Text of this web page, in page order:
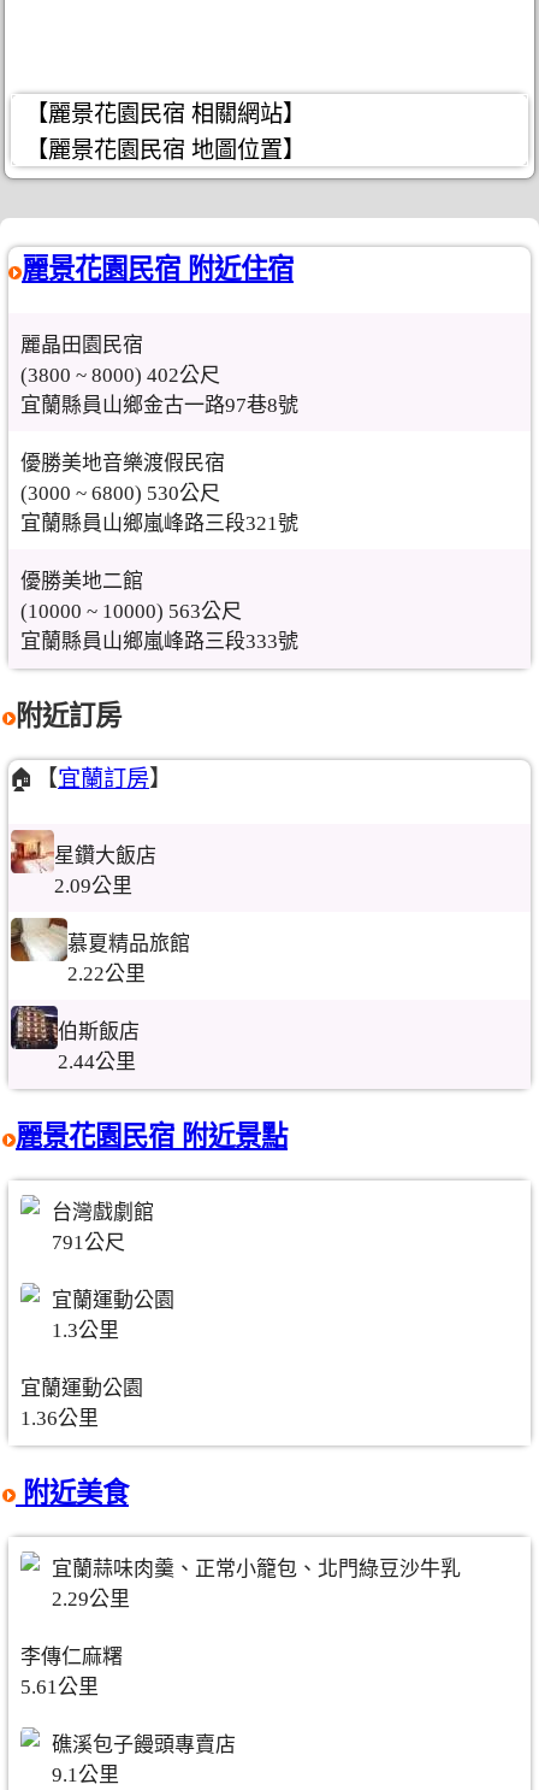
【麗景花園民宿 相關網站】
【麗景花園民宿 地圖位置】
麗景花園民宿 附近住宿
麗晶田園民宿
(3800 ~ 8000) 402公尺
宜蘭縣員山鄉金古一路97巷8號
優勝美地音樂渡假民宿
(3000 ~ 6800) 530公尺
宜蘭縣員山鄉嵐峰路三段321號
優勝美地二館
(10000 ~ 10000) 563公尺
宜蘭縣員山鄉嵐峰路三段333號
附近訂房
🏠【宜蘭訂房】
星鑽大飯店
2.09公里
慕夏精品旅館
2.22公里
伯斯飯店
2.44公里
麗景花園民宿 附近景點
台灣戲劇館
791公尺
宜蘭運動公園
1.3公里
宜蘭運動公園
1.36公里
附近美食
宜蘭蒜味肉羹、正常小籠包、北門綠豆沙牛乳
2.29公里
李傳仁麻糬
5.61公里
礁溪包子饅頭專賣店
9.1公里